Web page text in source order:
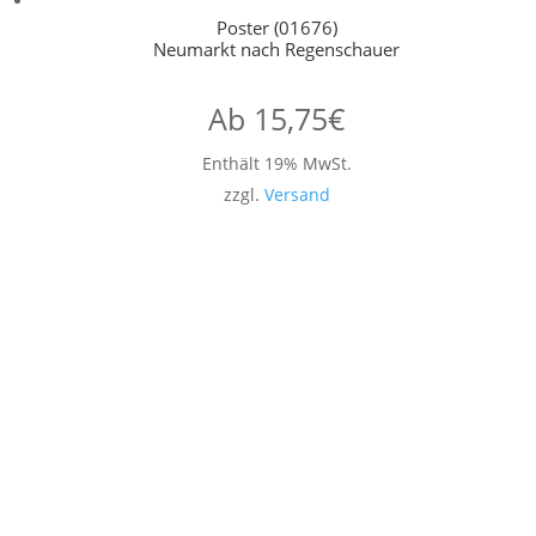
Poster (01676)
Neumarkt nach Regenschauer
Ab 15,75€
Enthält 19% MwSt.
zzgl. Versand